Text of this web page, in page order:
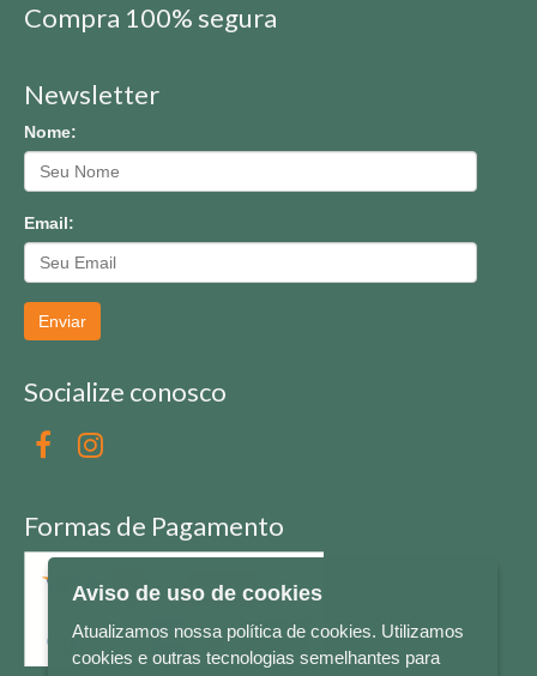
Compra 100% segura
Newsletter
Nome:
Email:
Enviar
Socialize conosco
Formas de Pagamento
Aviso de uso de cookies
Atualizamos nossa política de cookies. Utilizamos
cookies e outras tecnologias semelhantes para